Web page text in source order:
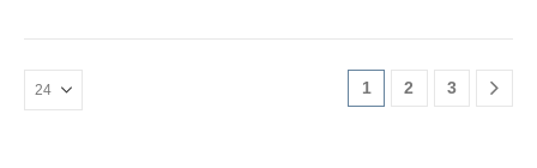
1 2 3